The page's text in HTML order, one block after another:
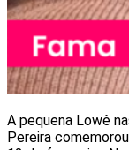
A pequena Lowê
Pereira